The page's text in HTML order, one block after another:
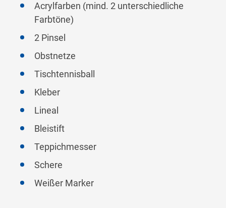
Acrylfarben (mind. 2 unterschiedliche
Farbtöne)
2 Pinsel
Obstnetze
Tischtennisball
Kleber
Lineal
Bleistift
Teppichmesser
Schere
Weißer Marker